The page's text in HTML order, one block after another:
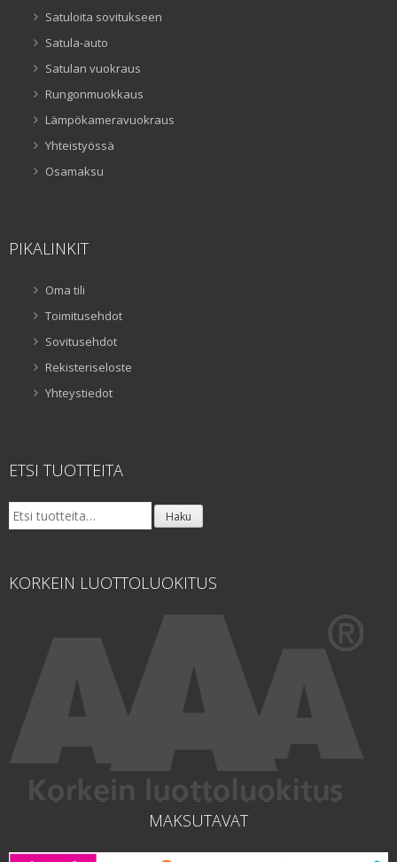
Satuloita sovitukseen
Satula-auto
Satulan vuokraus
Rungonmuokkaus
Lämpökameravuokraus
Yhteistyössä
Osamaksu
PIKALINKIT
Oma tili
Toimitusehdot
Sovitusehdot
Rekisteriseloste
Yhteystiedot
ETSI TUOTTEITA
Etsi: Haku
KORKEIN LUOTTOLUOKITUS
MAKSUTAVAT